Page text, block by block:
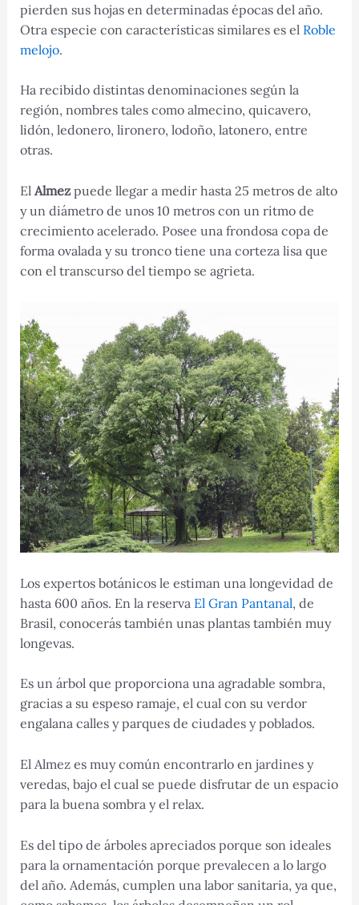
pierden sus hojas en determinadas épocas del año.
Otra especie con características similares es el Roble
melojo.
Ha recibido distintas denominaciones según la
región, nombres tales como almecino, quicavero,
lidón, ledonero, lironero, lodoño, latonero, entre
otras.
El Almezpuede llegar a medir hasta 25 metros de alto
y un diámetro de unos 10 metros con un ritmo de
crecimiento acelerado. Posee una frondosa copa de
forma ovalada y su tronco tiene una corteza lisa que
con el transcurso del tiempo se agrieta.
Los expertos botánicos le estiman una longevidad de
hasta 600 años. En la reserva El Gran Pantanal, de
Brasil, conocerás también unas plantas también muy
longevas.
Es un árbol que proporciona una agradable sombra,
gracias a su espeso ramaje, el cual con su verdor
engalana calles y parques de ciudades y poblados.
El Almez es muy común encontrarlo en jardines y
veredas, bajo el cual se puede disfrutar de un espacio
para la buena sombra y el relax.
Es del tipo de árboles apreciados porque son ideales
para la ornamentación porque prevalecen a lo largo
del año. Además, cumplen una labor sanitaria, ya que,